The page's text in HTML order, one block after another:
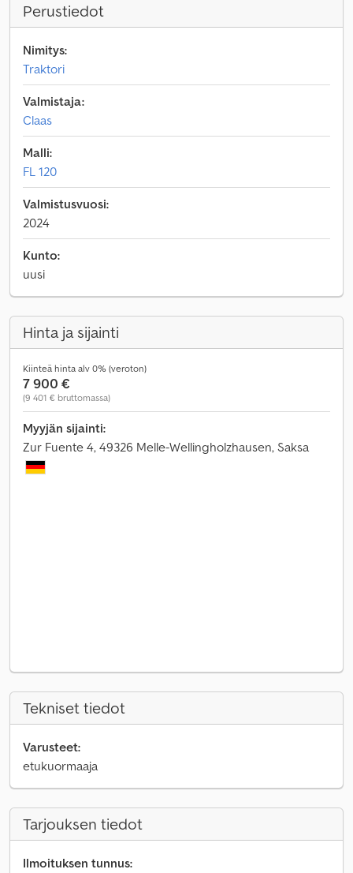
Perustiedot
Nimitys:
Traktori
Valmistaja:
Claas
Malli:
FL 120
Valmistusvuosi:
2024
Kunto:
uusi
Hinta ja sijainti
Kiinteä hinta alv 0% (veroton)
7 900 €
(9 401 € bruttomassa)
Myyjän sijainti:
Zur Fuente 4, 49326 Melle-Wellingholzhausen, Saksa
Tekniset tiedot
Varusteet:
etukuormaaja
Tarjouksen tiedot
Ilmoituksen tunnus: